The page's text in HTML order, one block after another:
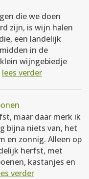
die we doen
zijn, is wijn halen
een landelijk
in de
wijngebiedje
lees verder
maar daar merk ik
bijna niets van, het
en zonnig. Alleen op
herfst, met
kastanjes en
verder